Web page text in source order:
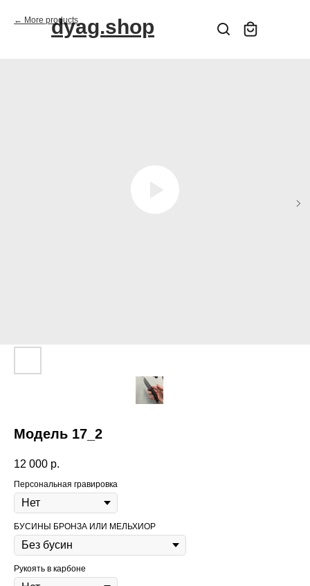
dyag.shop
More products
Модель 17_2
12 000 р.
Персональная гравировка
БУСИНЫ БРОНЗА ИЛИ МЕЛЬХИОР
Рукоять в карбоне